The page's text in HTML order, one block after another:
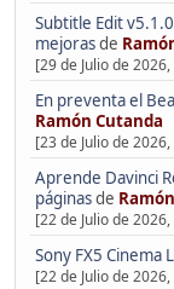
Subtitle Edit
mejorasde
[29 de Julio de
En preventa el
Ramón Cutanda
[23 de Julio de
Aprende Davinci
páginasde
[22 de Julio de
Sony FX5 Cinema
[22 de Julio de